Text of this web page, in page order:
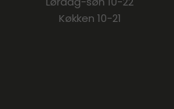
​Køkken 10-21​